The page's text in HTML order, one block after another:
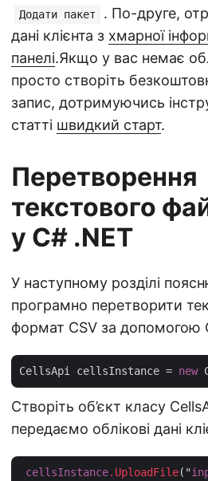
Додати пакет
. По-друге,
дані клієнта з хмарної
панелі.Якщо у вас немає
просто створіть
запис, дотримуючись
статті швидкий старт.
Перетворення
текстового
у C# .NET
У наступному розділі
програмно перетворити
формат CSV за допомогою
CellsApi cellsInstance = new
Створіть об’єкт класу
передаємо облікові дані
cellsInstance.UploadFile("